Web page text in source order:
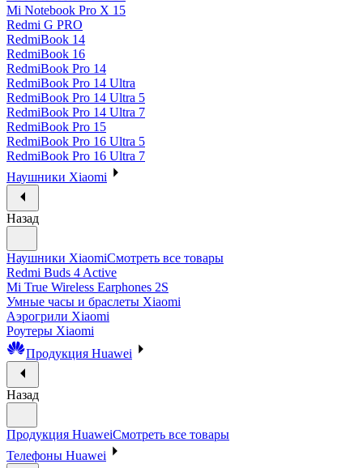
Mi Notebook Pro X 15
Redmi G PRO
RedmiBook 14
RedmiBook 16
RedmiBook Pro 14
RedmiBook Pro 14 Ultra
RedmiBook Pro 14 Ultra 5
RedmiBook Pro 14 Ultra 7
RedmiBook Pro 15
RedmiBook Pro 16 Ultra 5
RedmiBook Pro 16 Ultra 7
Наушники Xiaomi
Назад
Наушники XiaomiСмотреть все товары
Redmi Buds 4 Active
Mi True Wireless Earphones 2S
Умные часы и браслеты Xiaomi
Аэрогрили Xiaomi
Роутеры Xiaomi
Продукция Huawei
Назад
Продукция HuaweiСмотреть все товары
Телефоны Huawei